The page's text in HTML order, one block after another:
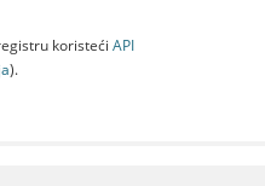
koristeći API
).